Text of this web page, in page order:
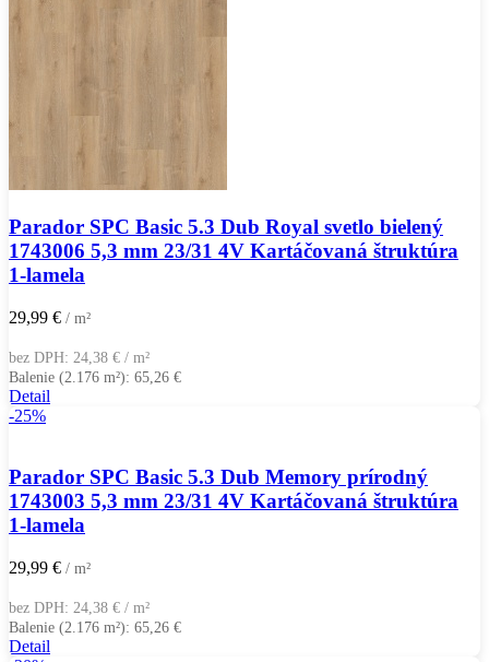
Parador SPC Basic 5.3 Dub Royal svetlo bielený
1743006 5,3 mm 23/31 4V Kartáčovaná štruktúra
1-lamela
29,99 € / m²
bez DPH: 24,38 € / m²
Balenie (2.176 m²): 65,26 €
Detail
-25%
Parador SPC Basic 5.3 Dub Memory prírodný
1743003 5,3 mm 23/31 4V Kartáčovaná štruktúra
1-lamela
29,99 € / m²
bez DPH: 24,38 € / m²
Balenie (2.176 m²): 65,26 €
Detail